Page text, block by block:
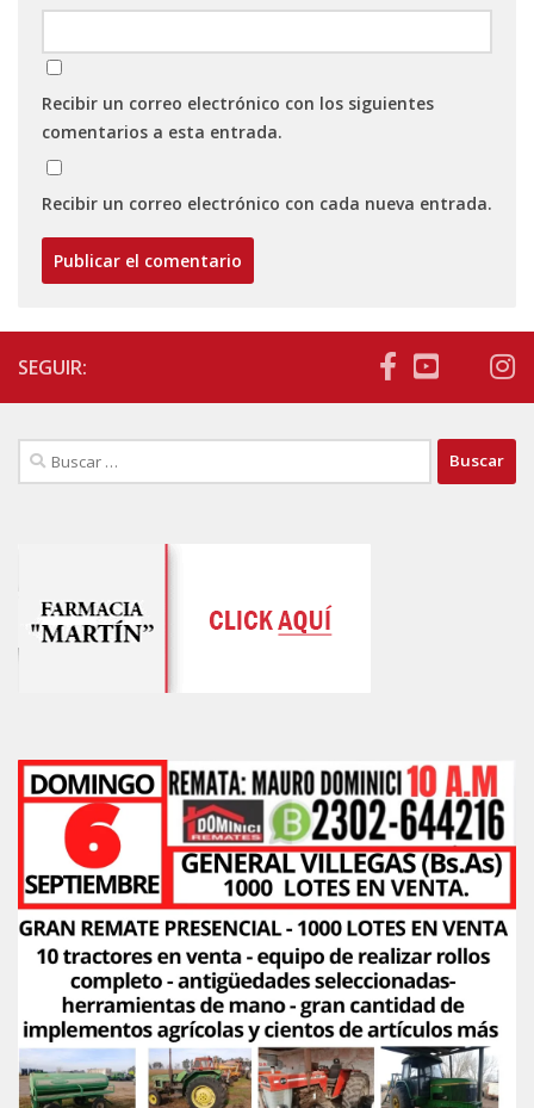
Recibir un correo electrónico con los siguientes
comentarios a esta entrada.
Recibir un correo electrónico con cada nueva entrada.
SEGUIR:
Buscar: